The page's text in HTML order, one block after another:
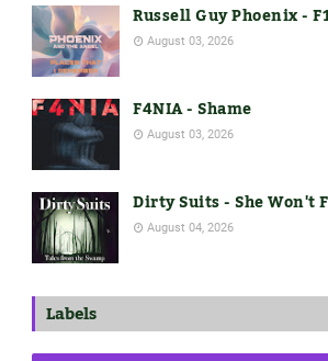
Russell Guy Phoenix -
August 03, 2026
F4NIA - Shame
August 03, 2026
Dirty Suits - She Won't
August 04, 2026
Labels